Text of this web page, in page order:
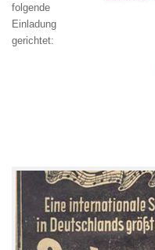
folgende
Einladung
gerichtet: